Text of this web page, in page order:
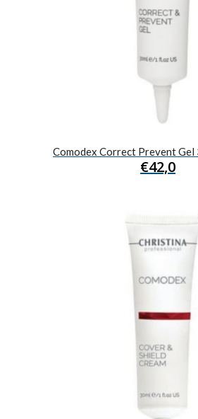
Comodex Correct Prevent Gel
€42,0